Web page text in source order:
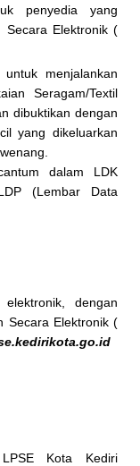
penyedia yang
Secara Elektronik (
menjalankan
Seragam/Textil
dibuktikan dengan
yang dikeluarkan
dalam LDK
(Lembar Data
dengan
Secara Elektronik (
Kota Kediri